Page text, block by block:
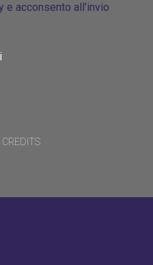
e acconsento all’invio
CREDITS